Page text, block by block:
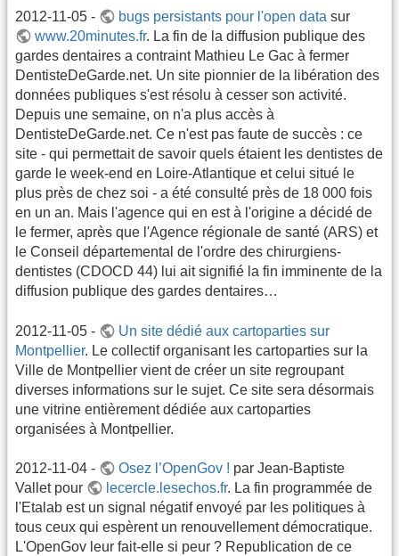
2012-11-05 - bugs persistants pour l'open data sur
www.20minutes.fr. La fin de la diffusion publique des
gardes dentaires a contraint Mathieu Le Gac à fermer
DentisteDeGarde.net. Un site pionnier de la libération des
données publiques s'est résolu à cesser son activité.
Depuis une semaine, on n'a plus accès à
DentisteDeGarde.net. Ce n'est pas faute de succès : ce
site - qui permettait de savoir quels étaient les dentistes de
garde le week-end en Loire-Atlantique et celui situé le
plus près de chez soi - a été consulté près de 18 000 fois
en un an. Mais l'agence qui en est à l'origine a décidé de
le fermer, après que l'Agence régionale de santé (ARS) et
le Conseil départemental de l'ordre des chirurgiens-
dentistes (CDOCD 44) lui ait signifié la fin imminente de la
diffusion publique des gardes dentaires…
2012-11-05 -
Un site dédié aux cartoparties sur
Montpellier. Le collectif organisant les cartoparties sur la
Ville de Montpellier vient de créer un site regroupant
diverses informations sur le sujet. Ce site sera désormais
une vitrine entièrement dédiée aux cartoparties
organisées à Montpellier.
2012-11-04 - Osez l’OpenGov ! par Jean-Baptiste
Vallet pour
lecercle.lesechos.fr. La fin programmée de
l'Etalab est un signal négatif envoyé par les politiques à
tous ceux qui espèrent un renouvellement démocratique.
L'OpenGov leur fait-elle si peur ? Republication de ce